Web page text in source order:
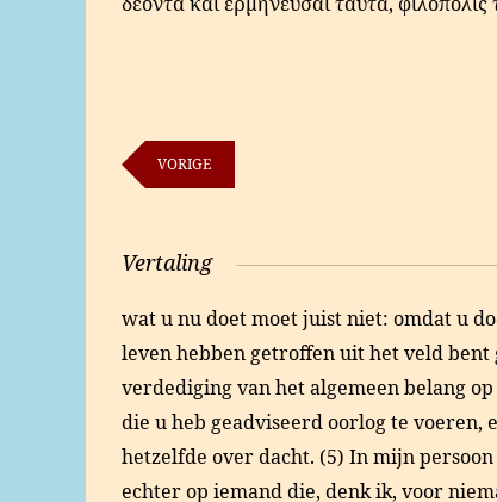
VORIGE
Vertaling
wat u nu doet moet juist niet: omdat u
leven hebben getroffen uit het veld bent
verdediging van het algemeen belang
die u heb geadviseerd oorlog te voeren,
hetzelfde over dacht. (5) In mijn
echter op iemand die, denk ik, voor